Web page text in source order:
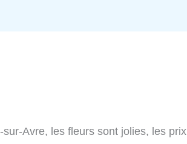
Avre, les fleurs sont jolies, les prix